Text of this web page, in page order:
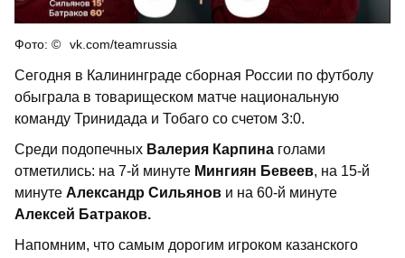
vk.com/teamrussia
Сегодня в Калининграде сборная России по футболу
обыграла в товарищеском матче национальную
команду Тринидада и Тобаго со счетом 3:0.
Среди подопечных Валерия Карпина голами
отметились: на 7-й минуте Мингиян Бевеев, на 15-й
минуте Александр Сильянов и на 60-й минуте
Алексей Батраков.
Напомним, что самым дорогим игроком казанского